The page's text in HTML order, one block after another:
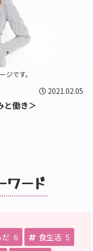
と働き＞
です。
2021.02.05
ワード
だ 6 食生活 5